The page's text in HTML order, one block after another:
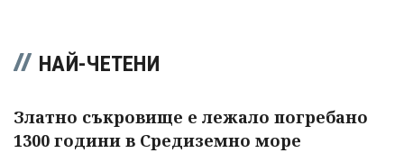
НАЙ-ЧЕТЕНИ
Златно съкровище е лежало погребано
1300 години в Средиземно море